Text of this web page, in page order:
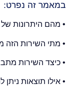
במאמר זה נפרט:
• מהם היתרונות של
• מתי השירות הזה
• כיצד השירות
• אילו תוצאות